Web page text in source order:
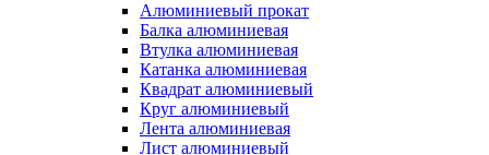
Алюминиевый прокат
Балка алюминиевая
Втулка алюминиевая
Катанка алюминиевая
Квадрат алюминиевый
Круг алюминиевый
Лента алюминиевая
Лист алюминиевый